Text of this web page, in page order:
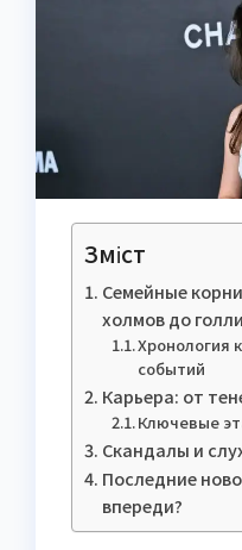
Зміст
Семейные
холмов до
Хронология
событий
Карьера: от
Ключевые
Скандалы и
Последние
впереди?